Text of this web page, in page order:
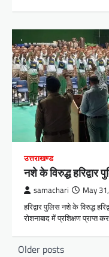
उत्तराखण्ड
नशे के विरुद्ध हरिद्वार
samachari May
हरिद्वार पुलिस नशे के विरुद्ध
रोशनाबाद में प्रशिक्षण प्राप्त
Posts
Older posts